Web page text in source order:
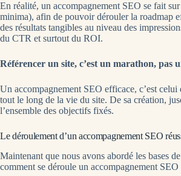
En réalité, un accompagnement SEO se fait
minima), afin de pouvoir dérouler la roadmap
des résultats tangibles au niveau des
du CTR et surtout du ROI.
Référencer un site, c’est un marathon, pas
Un accompagnement SEO efficace, c’est
tout le long de la vie du site. De sa création,
l’ensemble des objectifs fixés.
Le déroulement d’un accompagnement SEO
Maintenant que nous avons abordé les bases
comment se déroule un accompagnement SEO